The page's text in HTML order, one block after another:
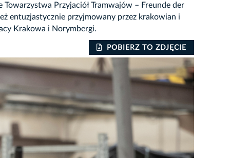
Przyjaciół Tramwajów – Freunde der
entuzjastycznie przyjmowany przez krakowian i
Krakowa i Norymbergi.
POBIERZ TO ZDJĘCIE